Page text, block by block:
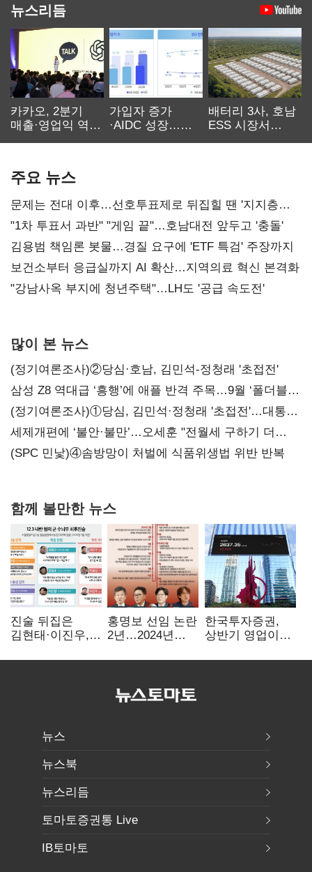
뉴스리듬
카카오, 2분기
매출·영업익 역대
가입자 증가
·AIDC 성장…
배터리 3사, 호남
ESS 시장서
주요 뉴스
문제는 전대 이후…선호투표제로 뒤집힐 땐 '지지층
불복'
"1차 투표서 과반" "게임 끝"…호남대전 앞두고 '충돌'
김용범 책임론 봇물…경질 요구에 'ETF 특검' 주장까지
보건소부터 응급실까지 AI 확산…지역의료 혁신 본격화
"강남사옥 부지에 청년주택"…LH도 '공급 속도전'
많이 본 뉴스
(정기여론조사)②당심·호남, 김민석-정청래 '초접전'
삼성 Z8 역대급 ‘흥행’에 애플 반격 주목…9월 ‘폴더블
대전’
(정기여론조사)①당심, 김민석·정청래 '초접전'…대통령
지지도 '50% 아래로'(종합)
세제개편에 ‘불안·불만’…오세훈 "전월세 구하기 더
힘들어질 것"
(SPC 민낯)④솜방망이 처벌에 식품위생법 위반 반복
함께 볼만한 뉴스
진술 뒤집은
김현태·이진우,
헌신"…법정서
홍명보 선임 논란
2년…2024년
압색까지
한국투자증권,
상반기 영업이익
전년비 89.1%↑
뉴스
뉴스북
뉴스리듬
토마토증권통 Live
IB토마토